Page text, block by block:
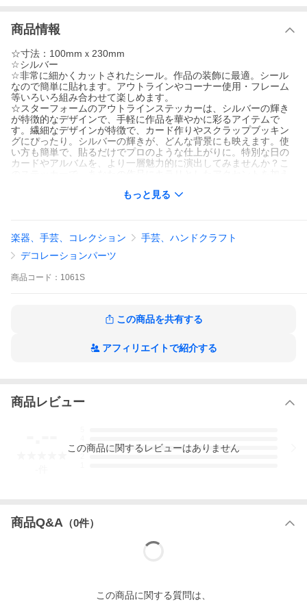
商品情報
☆寸法：100mmｘ230mm
☆シルバー
☆非常に細かくカットされたシール。作品の装飾に最適。シール
なので簡単に貼れます。アウトラインやコーナー使用・フレーム
等いろいろ組み合わせて楽しめます。
☆スターフォームのアウトラインステッカーは、シルバーの輝き
が特徴的なデザインで、手軽に作品を華やかに彩るアイテムで
す。繊細なデザインが特徴で、カード作りやスクラップブッキン
グにぴったり。シルバーの輝きが、どんな背景にも映えます。使
い方も簡単で、貼るだけでプロのような仕上がりに。特別な日の
カードやアルバムを、より一層魅力的に演出してみませんか？こ
☆写真はモノクロで表示されています。カラーはシルバーとゴー
もっと見る
楽器、手芸、コレクション
手芸、ハンドクラフト
デコレーションパーツ
商品 コード： 1061S
この商品を共有する
アフィリエイトで紹介する
商品レビュー
3
この商品に関するレビューはありません
商品Q&A （0件）
この商品に関する質問は、